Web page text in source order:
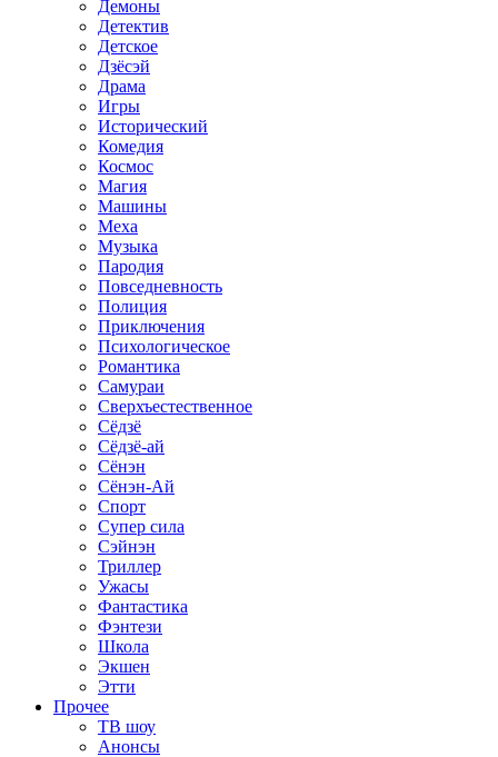
Демоны
Детектив
Детское
Дзёсэй
Драма
Игры
Исторический
Комедия
Космос
Магия
Машины
Меха
Музыка
Пародия
Повседневность
Полиция
Приключения
Психологическое
Романтика
Самураи
Сверхъестественное
Сёдзё
Сёдзё-ай
Сёнэн
Сёнэн-Ай
Спорт
Супер сила
Сэйнэн
Триллер
Ужасы
Фантастика
Фэнтези
Школа
Экшен
Этти
Прочее
ТВ шоу
Анонсы